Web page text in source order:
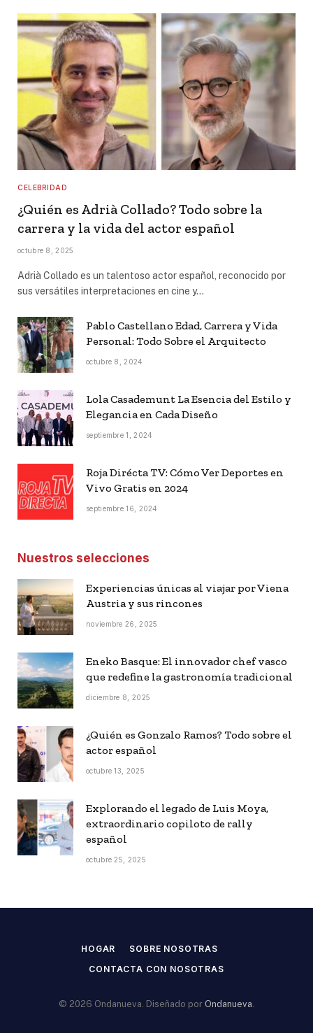
CELEBRIDAD
¿Quién es Adrià Collado? Todo sobre la
carrera y la vida del actor español
octubre 8, 2025
Adrià Collado es un talentoso actor español, reconocido por
sus versátiles interpretaciones en cine y…
Pablo Castellano Edad, Carrera y Vida
Personal: Todo Sobre el Arquitecto
octubre 8, 2024
Lola Casademunt La Esencia del Estilo y
Elegancia en Cada Diseño
septiembre 1, 2024
Roja Dirécta TV: Cómo Ver Deportes en
Vivo Gratis en 2024
septiembre 16, 2024
Nuestros selecciones
Experiencias únicas al viajar por Viena
Austria y sus rincones
noviembre 26, 2025
Eneko Basque: El innovador chef vasco
que redefine la gastronomía tradicional
diciembre 8, 2025
¿Quién es Gonzalo Ramos? Todo sobre el
actor español
octubre 13, 2025
Explorando el legado de Luis Moya,
extraordinario copiloto de rally
español
octubre 25, 2025
HOGAR
SOBRE NOSOTRAS
CONTACTA CON NOSOTRAS
© 2026 Ondanueva. Diseñado por Ondanueva